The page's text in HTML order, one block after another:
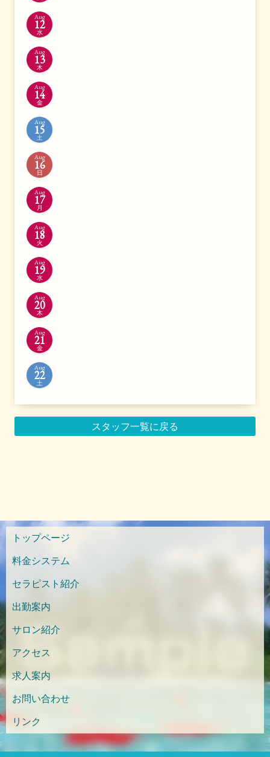
Aug
12
水
Aug
13
木
Aug
14
金
Aug
15
土
Aug
16
日
Aug
17
月
Aug
18
火
Aug
19
水
Aug
20
木
Aug
21
金
Aug
22
土
スタッフ一覧に戻る
トップページ
料金システム
セラピスト紹介
出勤案内
サロン紹介
アクセス
求人案内
お問い合わせ
リンク